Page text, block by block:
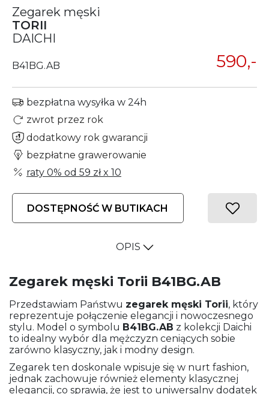
Zegarek męski
TORII
DAICHI
B41BG.AB 590,-
bezpłatna wysyłka w 24h
zwrot przez rok
dodatkowy rok gwarancji
bezpłatne grawerowanie
raty 0% od 59 złx 10
DOSTĘPNOŚĆ W BUTIKACH
OPIS
Zegarek męski Torii B41BG.AB
Przedstawiam Państwu zegarek męski Torii, który
reprezentuje połączenie elegancji i nowoczesnego
stylu. Model o symbolu B41BG.AB z kolekcji Daichi
to idealny wybór dla mężczyzn ceniących sobie
zarówno klasyczny, jak i modny design.
Zegarek ten doskonale wpisuje się w nurt fashion,
jednak zachowuje również elementy klasycznej
elegancji, co sprawia, że jest to uniwersalny dodatek